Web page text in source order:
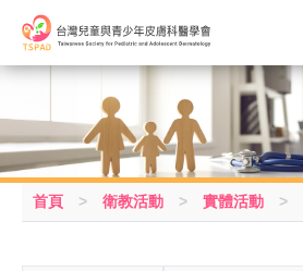
首頁 > 衛教活動 > 實體活動 >